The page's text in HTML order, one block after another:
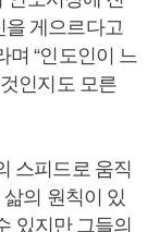
을 게으르다고
며 “인도인이 느
인지도 모른
스피드로 움직
의 원칙이 있
있지만 그들의